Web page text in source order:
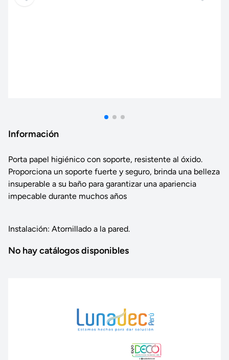
Información
Porta papel higiénico con soporte, resistente al óxido.
Proporciona un soporte fuerte y seguro, brinda una belleza
insuperable a su baño para garantizar una apariencia
impecable durante muchos años
Instalación: Atornillado a la pared.
No hay catálogos disponibles